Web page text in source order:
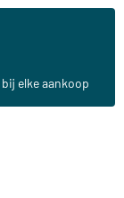
bij elke aankoop